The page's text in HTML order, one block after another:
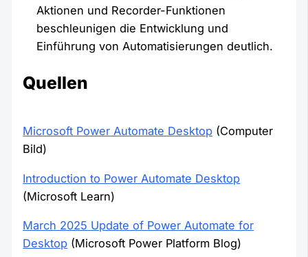
Aktionen und Recorder-Funktionen
beschleunigen die Entwicklung und
Einführung von Automatisierungen deutlich.
Quellen
Microsoft Power Automate Desktop (Computer
Bild)
Introduction to Power Automate Desktop
(Microsoft Learn)
March 2025 Update of Power Automate for
Desktop (Microsoft Power Platform Blog)